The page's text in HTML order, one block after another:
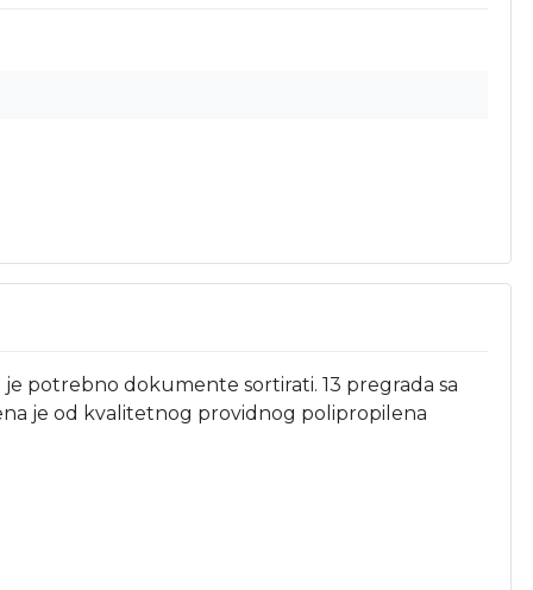
potrebno dokumente sortirati. 13 pregrada sa
je od kvalitetnog providnog polipropilena